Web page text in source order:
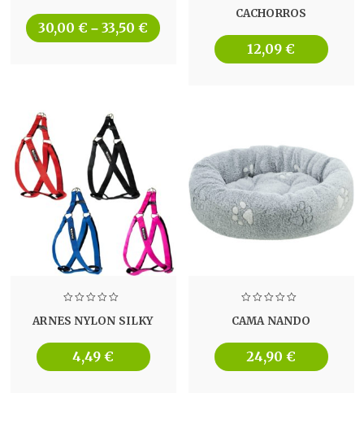
30,00 € – 33,50 €
CACHORROS
12,09 €
ARNES NYLON SILKY
4,49 €
CAMA NANDO
24,90 €